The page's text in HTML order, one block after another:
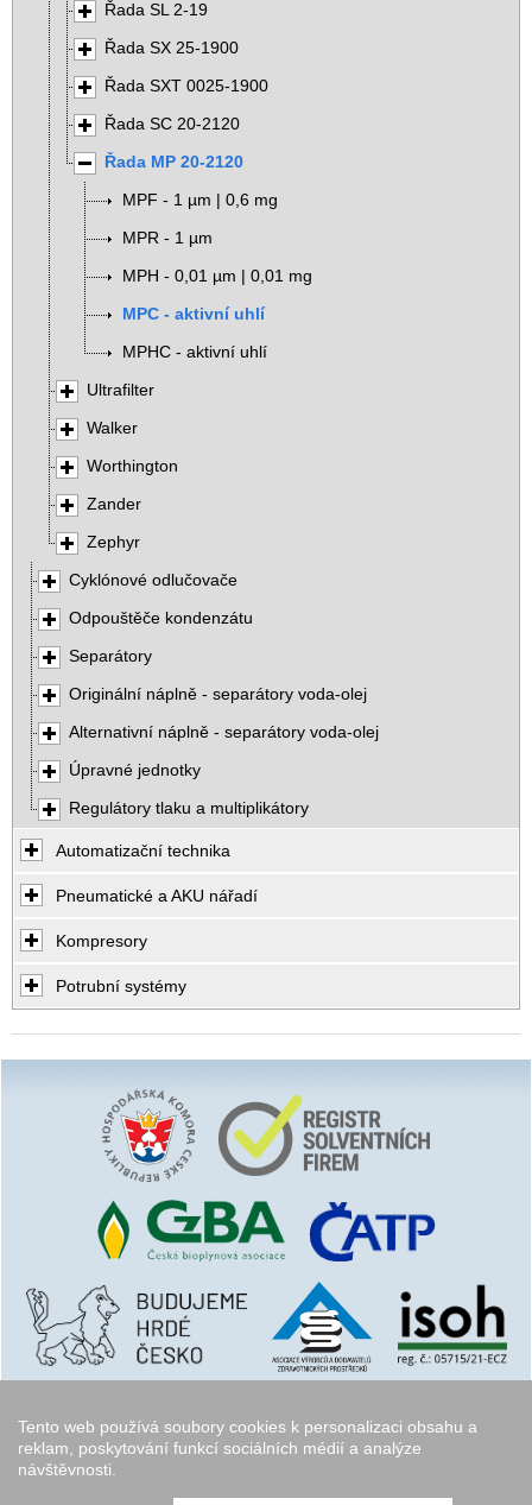
Tento web používá soubory cookies k personalizaci obsahu a
reklam, poskytování funkcí sociálních médií a analýze
návštěvnosti.
Řada SL 2-19
Řada SX 25-1900
Řada SXT 0025-1900
Řada SC 20-2120
Řada MP 20-2120
MPF - 1 µm | 0,6 mg
MPR - 1 µm
MPH - 0,01 µm | 0,01 mg
MPC - aktivní uhlí
MPHC - aktivní uhlí
Ultrafilter
Walker
Worthington
Zander
Zephyr
Cyklónové odlučovače
Odpouštěče kondenzátu
Separátory
Originální náplně - separátory voda-olej
Alternativní náplně - separátory voda-olej
Úpravné jednotky
Regulátory tlaku a multiplikátory
Automatizační technika
Pneumatické a AKU nářadí
Kompresory
Potrubní systémy